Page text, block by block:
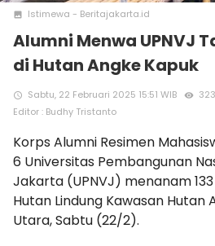
photo Istimewa - Beritajakarta.id
Alumni Menwa UPNVJ
di Hutan Angke Kapuk
access_time Sabtu, 22 Februari 2025 15:51 WIB remove_red_eye
Editor : Budhy Tristanto
Korps Alumni Resimen
6 Universitas Pembangunan
Jakarta (UPNVJ) menanam
Hutan Lindung Kawasan Hutan
Utara, Sabtu (22/2).